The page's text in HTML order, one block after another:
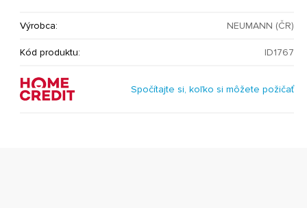
Výrobca: NEUMANN (ČR)
Kód produktu: ID1767
Spočítajte si, koľko si môžete požičať